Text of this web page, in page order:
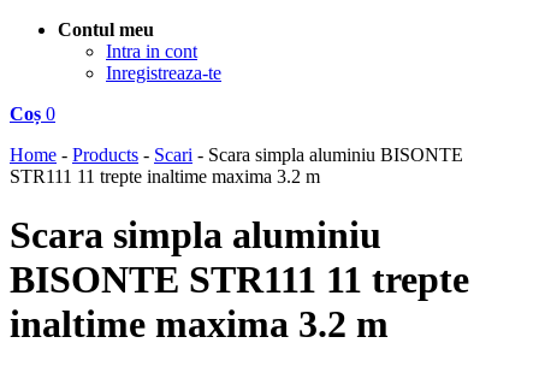
Contul meu
Intra in cont
Inregistreaza-te
Coș 0
Home - Products - Scari - Scara simpla aluminiu BISONTE
STR111 11 trepte inaltime maxima 3.2 m
Scara simpla aluminiu
BISONTE STR111 11 trepte
inaltime maxima 3.2 m